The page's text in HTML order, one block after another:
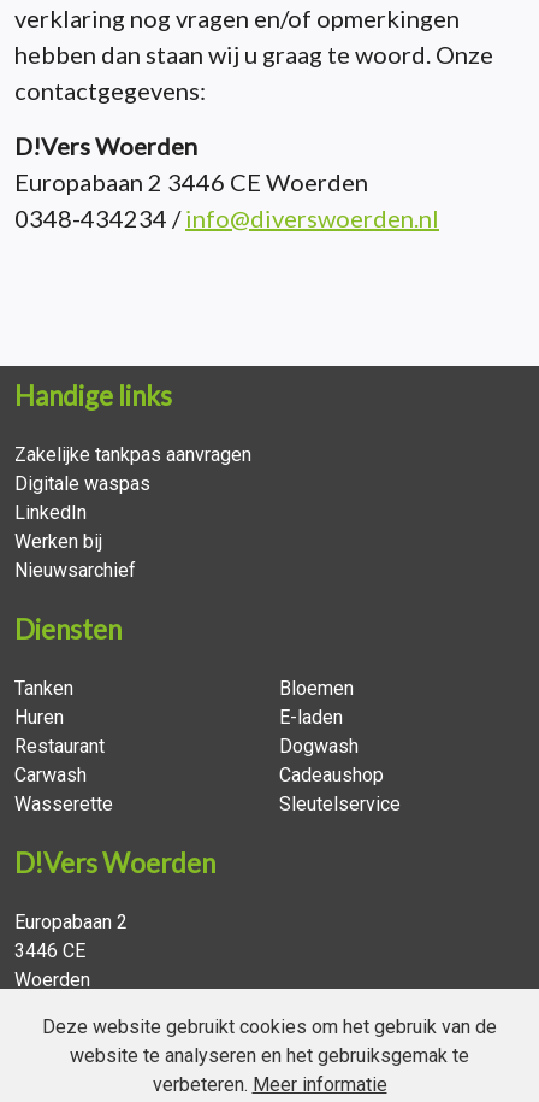
verklaring nog vragen en/of opmerkingen
hebben dan staan wij u graag te woord. Onze
contactgegevens:
D!Vers Woerden
Europabaan 2 3446 CE Woerden
0348-434234 /info@diverswoerden.nl
Handige links
Zakelijke tankpas aanvragen
Digitale waspas
LinkedIn
Werken bij
Nieuwsarchief
Diensten
Tanken
Huren
Restaurant
Carwash
Wasserette
Bloemen
E-laden
Dogwash
Cadeaushop
Sleutelservice
D!Vers Woerden
Europabaan 2
3446 CE
Woerden
info@diversgroep.nl
Deze website gebruikt cookies om het gebruik van de
website te analyseren en het gebruiksgemak te
verbeteren. Meer informatie